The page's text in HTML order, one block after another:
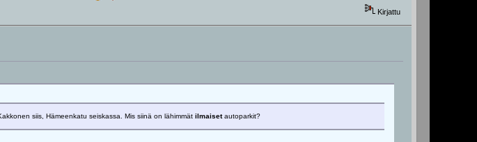
Kirjattu
siis, Hämeenkatu seiskassa. Mis siinä on lähimmät ilmaisetautoparkit?